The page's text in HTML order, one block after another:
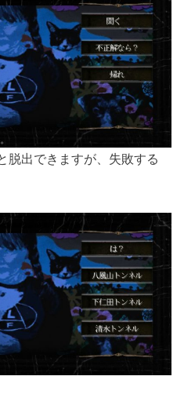
脱出できますが、失敗する